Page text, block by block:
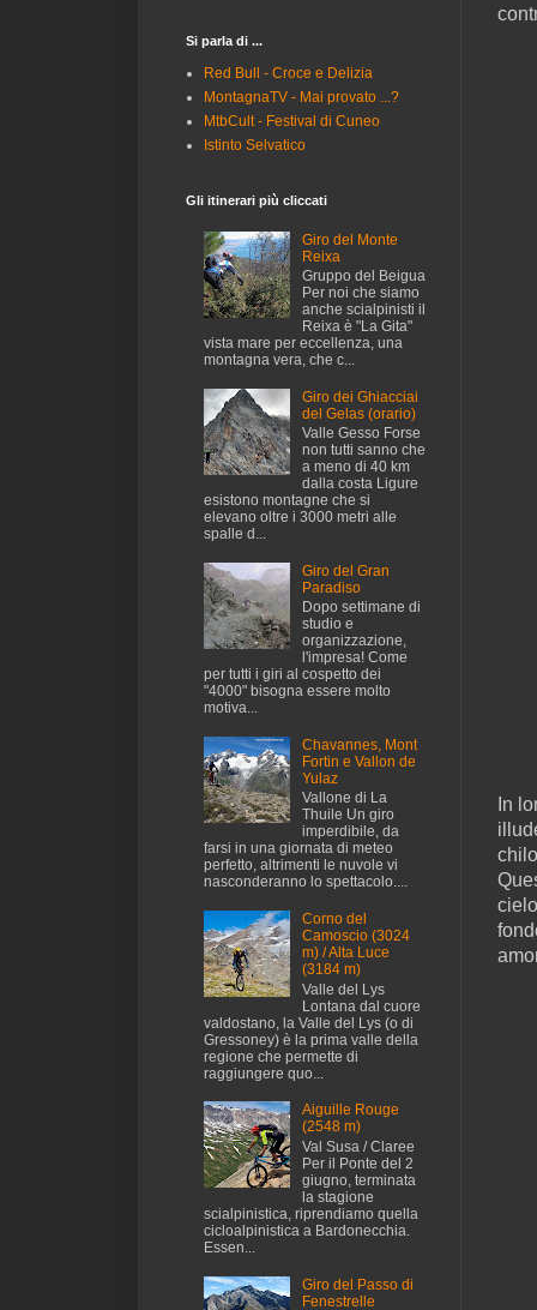
In
Si parla di ...
Red Bull - Croce e Delizia
MontagnaTV - Mai provato ...?
MtbCult - Festival di Cuneo
Istinto Selvatico
Gli itinerari più cliccati
Giro del Monte
Reixa
Gruppo del Beigua
Per noi che siamo
anche scialpinisti il
Reixa è "La Gita"
vista mare per eccellenza, una
montagna vera, che c...
Giro dei Ghiacciai
del Gelas (orario)
Valle Gesso Forse
non tutti sanno che
a meno di 40 km
dalla costa Ligure
esistono montagne che si
elevano oltre i 3000 metri alle
spalle d...
Giro del Gran
Paradiso
Dopo settimane di
studio e
organizzazione,
l'impresa! Come
per tutti i giri al cospetto dei
"4000" bisogna essere molto
motiva...
Chavannes, Mont
Fortin e Vallon de
Yulaz
Vallone di La
Thuile Un giro
imperdibile, da
farsi in una giornata di meteo
perfetto, altrimenti le nuvole vi
nasconderanno lo spettacolo....
Corno del
Camoscio (3024
m) / Alta Luce
(3184 m)
Valle del Lys
Lontana dal cuore
valdostano, la Valle del Lys (o di
Gressoney) è la prima valle della
regione che permette di
raggiungere quo...
Aiguille Rouge
(2548 m)
Val Susa / Claree
Per il Ponte del 2
giugno, terminata
la stagione
scialpinistica, riprendiamo quella
cicloalpinistica a Bardonecchia.
Essen...
Giro del Passo di
Fenestrelle